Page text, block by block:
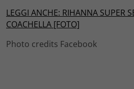
LEGGI ANCHE: RIHANNA SUPER
COACHELLA [FOTO]
Photo credits Facebook